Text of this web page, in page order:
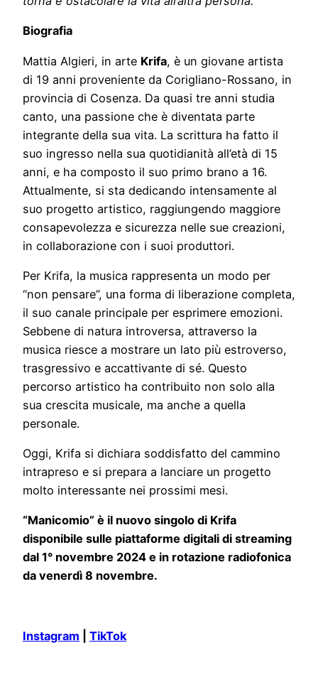
Biografia
Mattia Algieri, in arte Krifa, è un giovane artista
di 19 anni proveniente da Corigliano-Rossano, in
provincia di Cosenza. Da quasi tre anni studia
canto, una passione che è diventata parte
integrante della sua vita. La scrittura ha fatto il
suo ingresso nella sua quotidianità all’età di 15
anni, e ha composto il suo primo brano a 16.
Attualmente, si sta dedicando intensamente al
suo progetto artistico, raggiungendo maggiore
consapevolezza e sicurezza nelle sue creazioni,
in collaborazione con i suoi produttori.
Per Krifa, la musica rappresenta un modo per
“non pensare”, una forma di liberazione completa,
il suo canale principale per esprimere emozioni.
Sebbene di natura introversa, attraverso la
musica riesce a mostrare un lato più estroverso,
trasgressivo e accattivante di sé. Questo
percorso artistico ha contribuito non solo alla
sua crescita musicale, ma anche a quella
personale.
Oggi, Krifa si dichiara soddisfatto del cammino
intrapreso e si prepara a lanciare un progetto
molto interessante nei prossimi mesi.
“Manicomio” è il nuovo singolo di Krifa
disponibile sulle piattaforme digitali di streaming
dal 1° novembre 2024 e in rotazione radiofonica
da venerdì 8 novembre.
Instagram TikTok